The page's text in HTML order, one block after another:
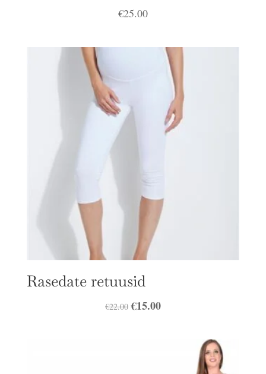
€25.00
Rasedate retuusid
€22.00 Algne
€15.00Praegune